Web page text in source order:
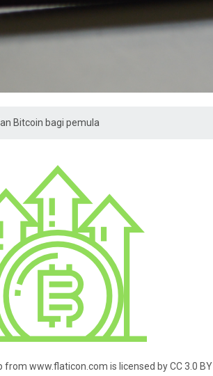
Bitcoin bagi pemula
from www.flaticon.com is licensed by CC 3.0 BY